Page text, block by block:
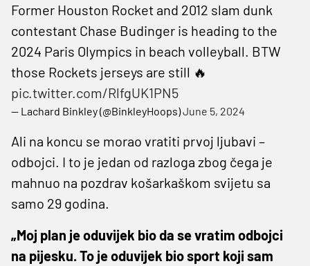
Former Houston Rocket and 2012 slam dunk
contestant Chase Budinger is heading to the
2024 Paris Olympics in beach volleyball. BTW
those Rockets jerseys are still 🔥
pic.twitter.com/RlfgUK1PN5
— Lachard Binkley (@BinkleyHoops)June 5, 2024
Ali na koncu se morao vratiti prvoj ljubavi –
odbojci. I to je jedan od razloga zbog čega je
mahnuo na pozdrav košarkaškom svijetu sa
samo 29 godina.
„Moj plan je oduvijek bio da se vratim odbojci
na pijesku. To je oduvijek bio sport koji sam